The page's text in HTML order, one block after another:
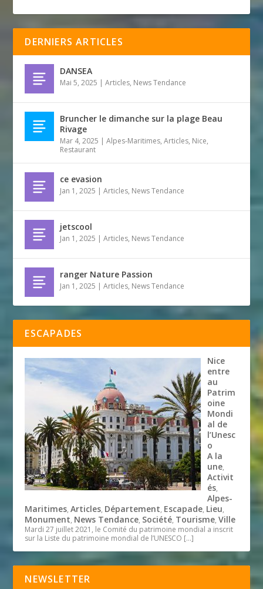
DERNIERS ARTICLES
DANSEA
Mai 5, 2025 |Articles, News Tendance
Bruncher le dimanche sur la plage Beau
Rivage
Mar 4, 2025 |Alpes-Maritimes,Articles, Nice,
Restaurant
ce evasion
Jan 1, 2025 |Articles, News Tendance
jetscool
Jan 1, 2025 |Articles, News Tendance
ranger Nature Passion
Jan 1, 2025 |Articles, News Tendance
ESCAPADES
Nice
entre
au
Patrim
oine
Mondi
al de
l’Unesc
o
A la
une,
Activit
és,
Alpes-
Maritimes,Articles, Département, Escapade, Lieu,
Monument, News Tendance, Société, Tourisme,Ville
Mardi 27 juillet 2021, le Comité du patrimoine mondial a inscrit
sur la Liste du patrimoine mondial de l’UNESCO […]
NEWSLETTER